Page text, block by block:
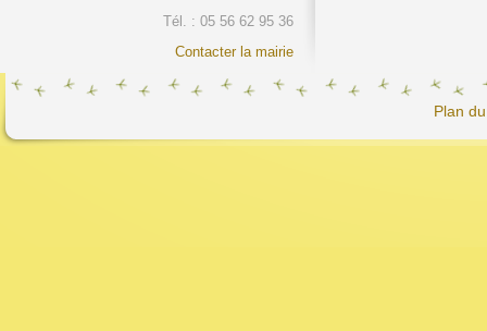
Tél. : 05 56 62 95 36
Contacter la mairie
Plan